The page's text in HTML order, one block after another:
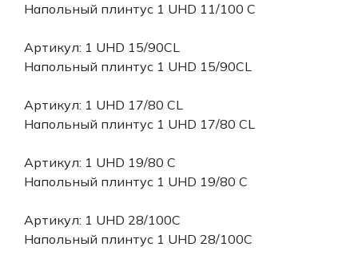
Напольный плинтус 1 UHD 11/100 С
Артикул: 1 UHD 15/90СL
Напольный плинтус 1 UHD 15/90СL
Артикул: 1 UHD 17/80 CL
Напольный плинтус 1 UHD 17/80 CL
Артикул: 1 UHD 19/80 С
Напольный плинтус 1 UHD 19/80 С
Артикул: 1 UHD 28/100C
Напольный плинтус 1 UHD 28/100C